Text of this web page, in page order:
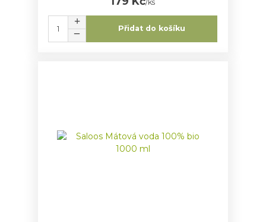
/ks
Přidat do košíku